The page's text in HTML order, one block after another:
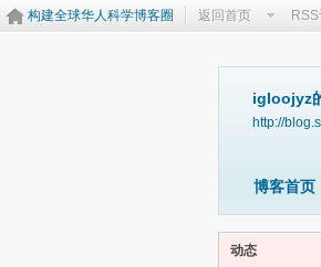
构建全球华人科学博客圈 返回首页
igloojyz
http://
博客首页
动态